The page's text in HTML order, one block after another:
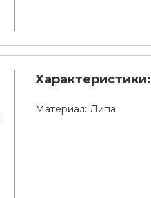
Характеристики:
Материал:Липа